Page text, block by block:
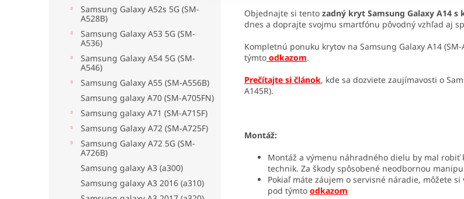
Samsung Galaxy A52s 5G (SM-
A528B)
Samsung Galaxy A53 5G (SM-
A536)
Samsung Galaxy A54 5G (SM-
A546)
Samsung Galaxy A55 (SM-A556B)
Samsung galaxy A70 (SM-A705FN)
Samsung galaxy A71 (SM-A715F)
Samsung Galaxy A72 (SM-A725F)
Samsung Galaxy A72 5G (SM-
A726B)
Samsung galaxy A3 (a300)
Samsung galaxy A3 2016 (a310)
Objednajte si tento zadný kryt Samsung Galaxy A14
dnes a doprajte svojmu smartfónu pôvodný vzhľad aj
Kompletnú ponuku krytov na Samsung Galaxy A14
týmto odkazom.
Prečítajte si článok, kde sa dozviete zaujímavosti o
A145R).
Montáž:
Montáž a výmenu náhradného dielu by mal robiť
technik. Za škody spôsobené neodbornou
Pokiaľ máte záujem o servisné náradie, môžete
pod týmto odkazom